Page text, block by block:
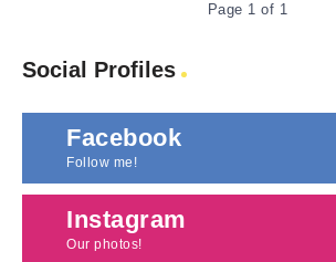
Page 1 of 1
Social Profiles
Facebook
Follow me!
Instagram
Our photos!